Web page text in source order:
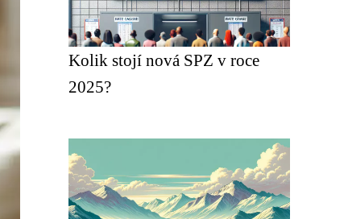
Kolik stojí nová SPZ v roce
2025?